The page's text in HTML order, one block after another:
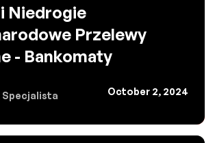
Niedrogie
Przelewy
- Bankomaty
Specjalista
October 2, 2024